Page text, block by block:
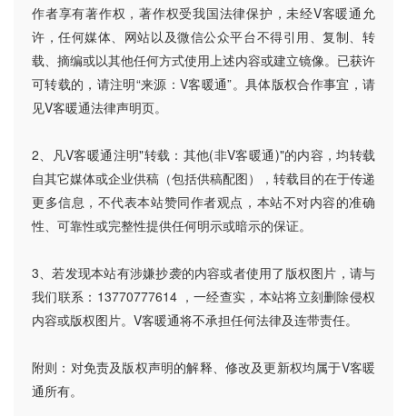
作者享有著作权，著作权受我国法律保护，未经V客暖通允
许，任何媒体、网站以及微信公众平台不得引用、复制、转
载、摘编或以其他任何方式使用上述内容或建立镜像。已获许
可转载的，请注明“来源：V客暖通”。具体版权合作事宜，请
见V客暖通法律声明页。
2、凡V客暖通注明"转载：其他(非V客暖通)"的内容，均转载
自其它媒体或企业供稿（包括供稿配图），转载目的在于传递
更多信息，不代表本站赞同作者观点，本站不对内容的准确
性、可靠性或完整性提供任何明示或暗示的保证。
3、若发现本站有涉嫌抄袭的内容或者使用了版权图片，请与
我们联系：13770777614 ，一经查实，本站将立刻删除侵权
内容或版权图片。V客暖通将不承担任何法律及连带责任。
附则：对免责及版权声明的解释、修改及更新权均属于V客暖
通所有。